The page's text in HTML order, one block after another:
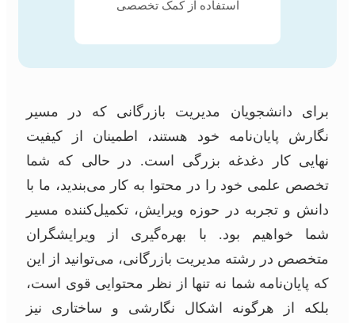
استفاده از کمک تخصصی
برای دانشجویان مدیریت بازرگانی که در مسیر
نگارش پایان‌نامه خود هستند، اطمینان از کیفیت
نهایی کار دغدغه بزرگی است. در حالی که شما
تخصص علمی خود را در محتوا به کار می‌بندید، ما با
دانش و تجربه در حوزه ویرایش، تکمیل‌کننده مسیر
شما خواهیم بود. با بهره‌گیری از ویرایشگران
متخصص در رشته مدیریت بازرگانی، می‌توانید از این
که پایان‌نامه شما نه تنها از نظر محتوایی قوی است،
بلکه از هرگونه اشکال نگارشی و ساختاری نیز